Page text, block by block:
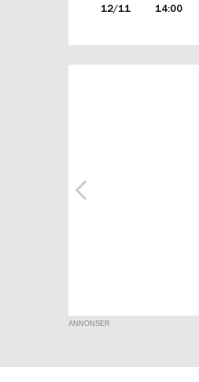
12/11 14:00
ANNONSER